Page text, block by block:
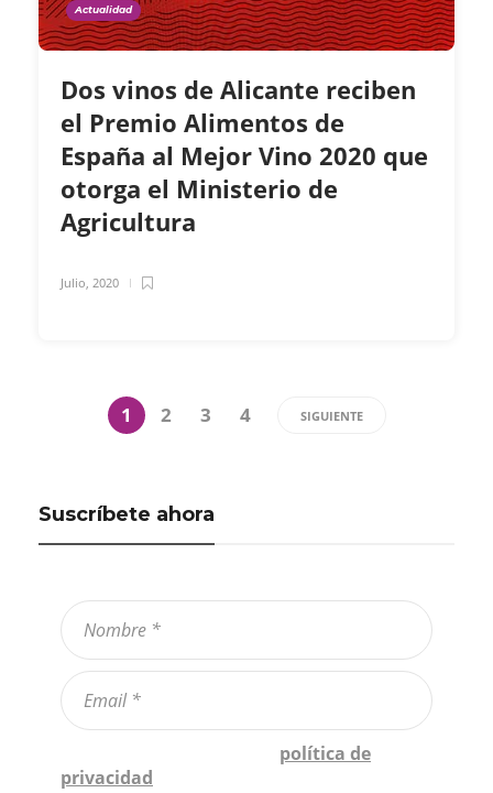
Actualidad
Dos vinos de Alicante reciben
el Premio Alimentos de
España al Mejor Vino 2020 que
otorga el Ministerio de
Agricultura
Julio, 2020
1 2 3 4 SIGUIENTE
Suscríbete ahora
política de
privacidad